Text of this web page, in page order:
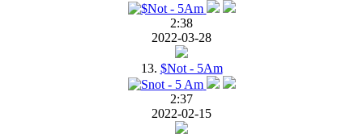
2:38
2022-03-28
13. $Not - 5Am
2:37
2022-02-15